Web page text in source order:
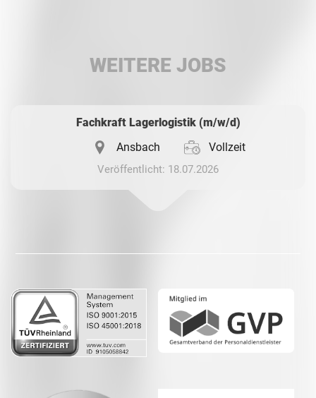
WEITERE JOBS
Fachkraft Lagerlogistik (m/w/d)
Ansbach
Vollzeit
Veröffentlicht: 18.07.2026